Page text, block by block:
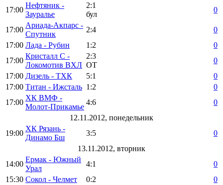
17:00
Нефтяник -
Зауралье
2:1
бул
0
17:00
Ариада-Акпарс -
Спутник
2:4
0
17:00 Лада - Рубин 1:2
0
17:00
Кристалл С -
Локомотив ВХЛ
2:3
ОТ
0
17:00 Дизель - ТХК 5:1
0
17:00 Титан - Ижсталь 1:2
0
17:00
ХК ВМФ -
Молот-Прикамье
4:6
0
12.11.2012, понедельник
19:00
ХК Рязань -
Динамо Бш
3:5
0
13.11.2012, вторник
14:00
Ермак - Южный
Урал
4:1
0
15:30 Сокол - Челмет 0:2 0